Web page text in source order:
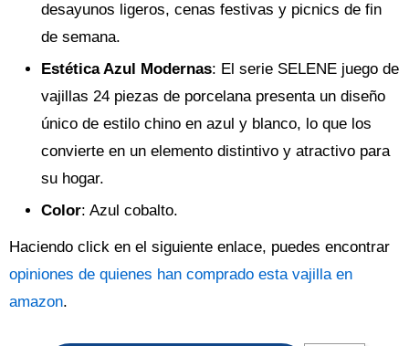
desayunos ligeros, cenas festivas y picnics de fin
de semana.
Estética Azul Modernas: El serie SELENE juego de
vajillas 24 piezas de porcelana presenta un diseño
único de estilo chino en azul y blanco, lo que los
convierte en un elemento distintivo y atractivo para
su hogar.
Color: Azul cobalto.
Haciendo click en el siguiente enlace, puedes encontrar
opiniones de quienes han comprado esta vajilla en
amazon.